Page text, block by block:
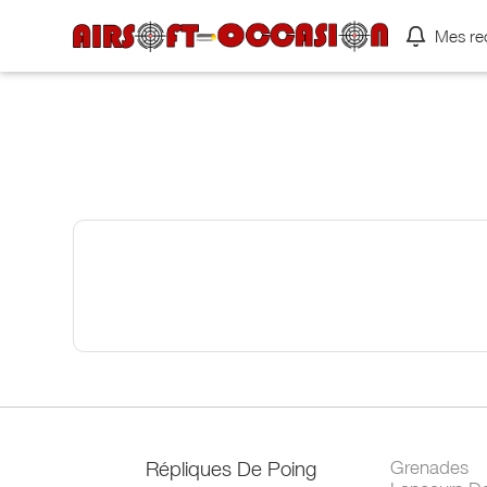
Mes
Répliques De Poing
Grenades